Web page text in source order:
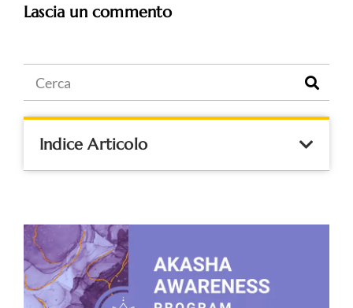
Lascia un commento
Indice Articolo